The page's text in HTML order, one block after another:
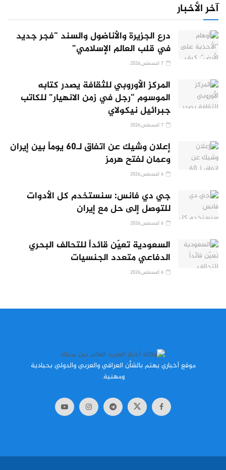
آخر الأخبار
درع الجزيرة والأناضول والسند “فجر جديد
في قلب العالم الإسلامي”
المركز الأوروبي للثقافة يصدر كتابه
الموسوم “رجل في زمن الانهيار” للكاتب
جبرائيل نيكولاي
إعلان وشيك عن اتفاق لـ60 يوماً بين إيران
وعمان لفتح هرمز
جي دي فانس: سنستخدم كل الأدوات
للتوصل إلى حل مع إيران
السعودية تعيّن قائداً للتحالف البحري
الدفاعي متعدد الجنسيات
موقع أخباري يهتم بالشأن العراقي والعربي والدولي بحيادية
ومهنية.